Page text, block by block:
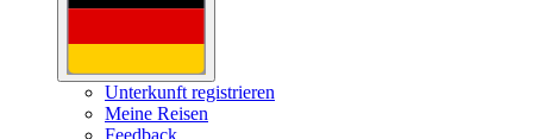
Unterkunft registrieren
Meine Reisen
Feedback